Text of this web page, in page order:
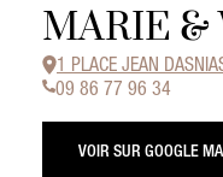
MARIE &
1 PLACE JEAN
09 86 77 96 34
VOIR SUR GOOGLE